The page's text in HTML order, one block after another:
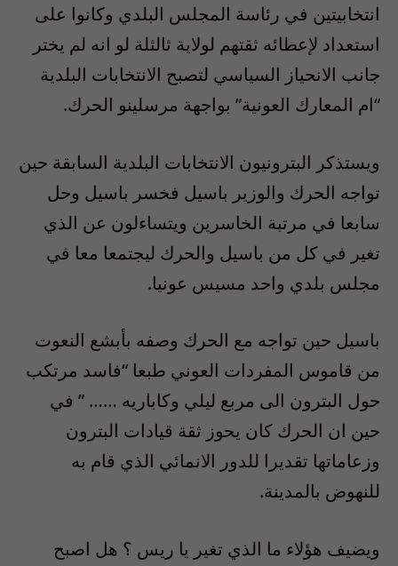
انتخابيتين في رئاسة المجلس البلدي وكانوا على
استعداد لإعطائه ثقتهم لولاية ثالثلة لو انه لم يختر
جانب الانحياز السياسي لتصبح الانتخابات البلدية
“ام المعارك العونية” بواجهة مرسلينو الحرك.
ويستذكر البترونيون الانتخابات البلدية السابقة حين
تواجه الحرك والوزير باسيل فخسر باسيل وحل
سابعا في مرتبة الخاسرين ويتساءلون عن الذي
تغير في كل من باسيل والحرك ليجتمعا معا في
مجلس بلدي واحد مسيس عونيا.
باسيل حين تواجه مع الحرك وصفه بأبشع النعوت
من قاموس المفردات العوني طبعا “فاسد مرتكب
حول البترون الى مربع ليلي وكاباريه …… ” في
حين ان الحرك كان يحوز ثقة قيادات البترون
وزعاماتها تقديرا للدور الانمائي الذي قام به
للنهوض بالمدينة.
ويضيف هؤلاء ما الذي تغير يا ريس ؟ هل اصبح